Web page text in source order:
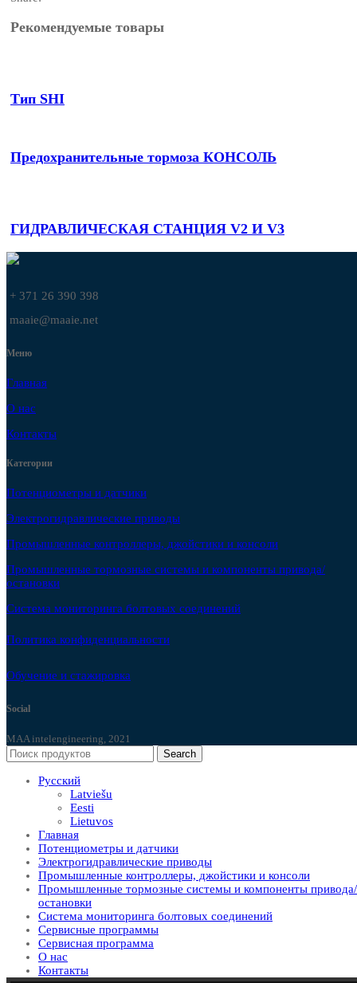
Рекомендуемые товары
Тип SHI
Предохранительные тормоза КОНСОЛЬ
ГИДРАВЛИЧЕСКАЯ СТАНЦИЯ V2 И V3
+ 371 26 390 398
maaie@maaie.net
Меню
Главная
О нас
Контакты
Категории
Потенциометры и датчики
Электрогидравлические приводы
Промышленные контроллеры, джойстики и консоли
Промышленные тормозные системы и компоненты привода/
остановки
Система мониторинга болтовых соединений
Политика конфиденциальности
Обучение и стажировка
Social
MAA intelengineering, 2021
Search
Русский
Latviešu
Eesti
Lietuvos
Главная
Потенциометры и датчики
Электрогидравлические приводы
Промышленные контроллеры, джойстики и консоли
Промышленные тормозные системы и компоненты привода/
остановки
Система мониторинга болтовых соединений
Сервисные программы
Сервисная программа
О нас
Контакты